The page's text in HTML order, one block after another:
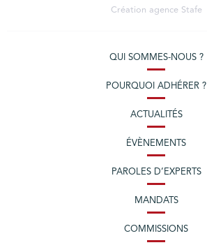
Création agence Stafe
QUI SOMMES-NOUS ?
POURQUOI ADHÉRER ?
ACTUALITÉS
ÉVÈNEMENTS
PAROLES D’EXPERTS
MANDATS
COMMISSIONS